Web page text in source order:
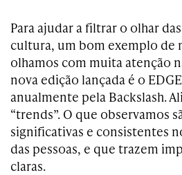
Para ajudar a filtrar o olhar
cultura, um bom exemplo de
olhamos com muita atenção
nova edição lançada é o
anualmente pela Backslash.
“trends”. O que observamos
significativas e consistentes
das pessoas, e que trazem
claras.